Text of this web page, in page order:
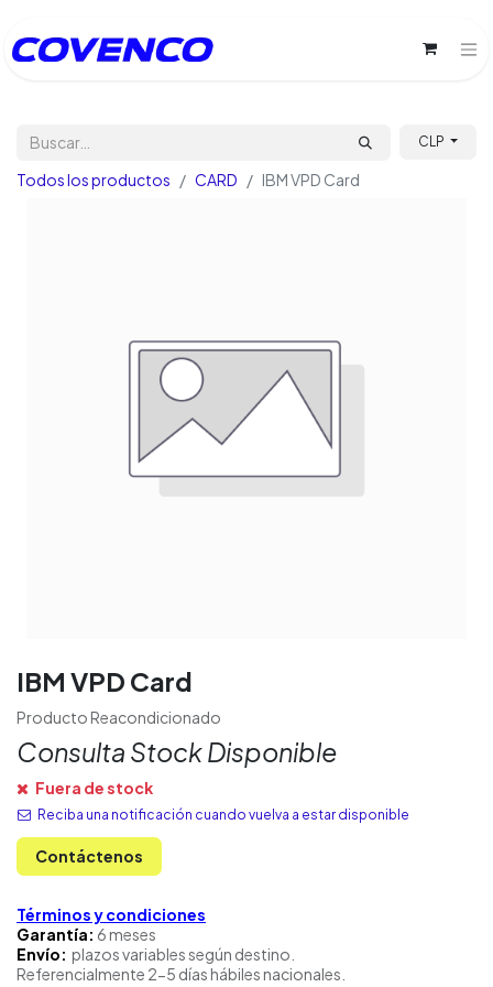
CLP
Todos los productos CARD IBM VPD Card
IBM VPD Card
Producto Reacondicionado
Consulta Stock Disponible
Fuera de stock
Reciba una notificación cuando vuelva a estar disponible
Contáctenos
Términos y condiciones
Garantía: 6 meses
Envío: plazos variables según destino.
Referencialmente 2-5 días hábiles nacionales.